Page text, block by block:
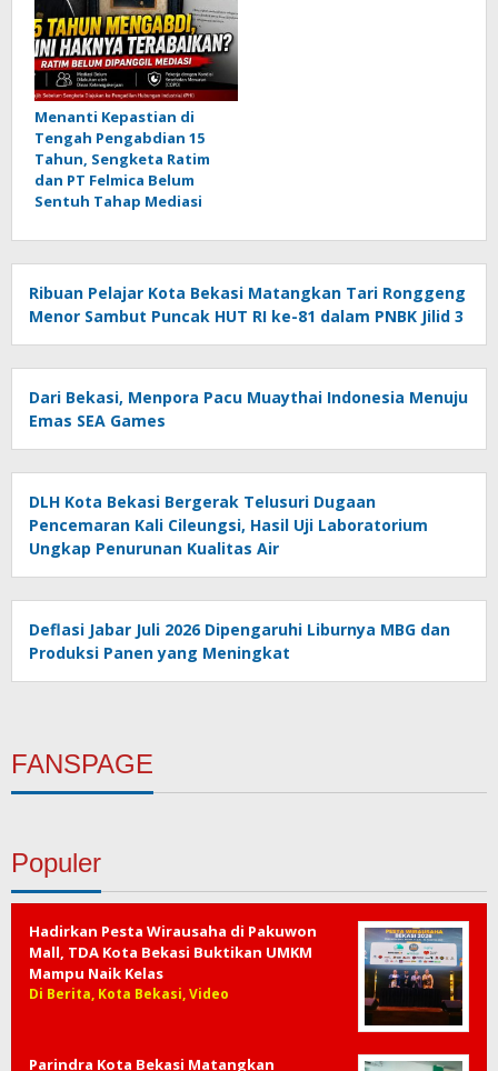
Menanti Kepastian di
Tengah Pengabdian 15
Tahun, Sengketa Ratim
dan PT Felmica Belum
Sentuh Tahap Mediasi
Ribuan Pelajar Kota Bekasi Matangkan Tari Ronggeng
Menor Sambut Puncak HUT RI ke-81 dalam PNBK Jilid 3
Dari Bekasi, Menpora Pacu Muaythai Indonesia Menuju
Emas SEA Games
DLH Kota Bekasi Bergerak Telusuri Dugaan
Pencemaran Kali Cileungsi, Hasil Uji Laboratorium
Ungkap Penurunan Kualitas Air
Deflasi Jabar Juli 2026 Dipengaruhi Liburnya MBG dan
Produksi Panen yang Meningkat
FANSPAGE
Populer
Hadirkan Pesta Wirausaha di Pakuwon
Mall, TDA Kota Bekasi Buktikan UMKM
Mampu Naik Kelas
Di Berita, Kota Bekasi, Video
Parindra Kota Bekasi Matangkan